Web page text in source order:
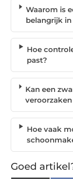
Waarom is
belangrijk
Hoe
past?
Kan een
Hoe vaak
Goed